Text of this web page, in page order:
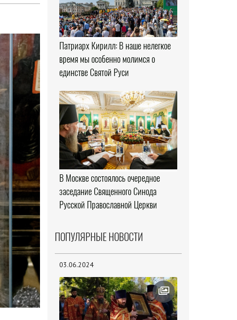
Патриарх Кирилл: В наше нелегкое
время мы особенно молимся о
единстве Святой Руси
В Москве состоялось очередное
заседание Священного Синода
Русской Православной Церкви
ПОПУЛЯРНЫЕ НОВОСТИ
03.06.2024